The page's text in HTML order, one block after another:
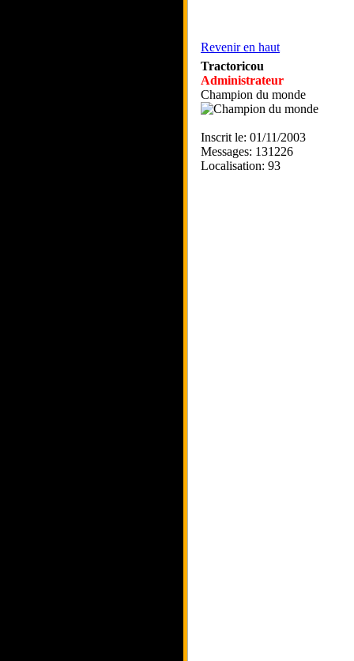
Revenir en haut
Tractoricou
Administrateur
Champion du monde
Inscrit le: 01/11/2003
Messages: 131226
Localisation: 93